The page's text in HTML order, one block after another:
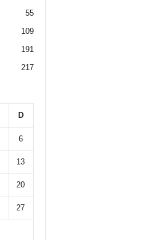
55
109
191
217
D
6
13
20
27